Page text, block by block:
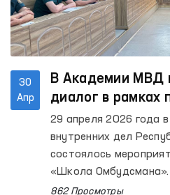
30
Апр
В Академии МВД
диалог в рамках
Омбудсмана»
29 апреля 2026 года
внутренних дел
состоялось
«Школа Омбудсмана».
представители
862 Просмотры